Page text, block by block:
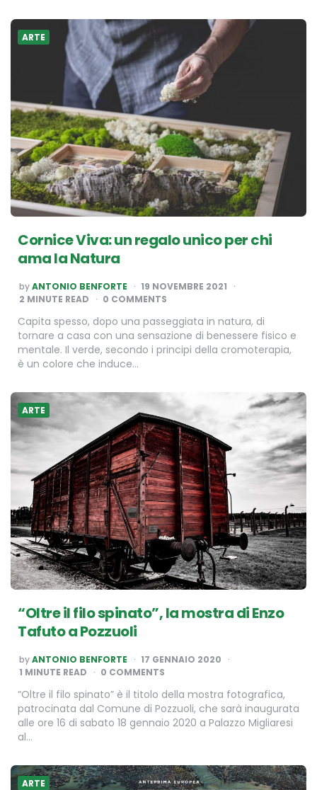
ARTE
Cornice Viva: un regalo unico per chi
ama la Natura
POSTED
BY
byANTONIO BENFORTE
19 NOVEMBRE 2021
2 MINUTE READ 0 COMMENTS
Capita spesso, dopo una passeggiata in natura, di
tornare a casa con una sensazione di benessere fisico e
mentale. Il verde, secondo i principi della cromoterapia,
è un colore che induce…
ARTE
“Oltre il filo spinato”, la mostra di Enzo
Tafuto a Pozzuoli
POSTED
BY
byANTONIO BENFORTE
17 GENNAIO 2020
1 MINUTE READ 0 COMMENTS
“Oltre il filo spinato” è il titolo della mostra fotografica,
patrocinata dal Comune di Pozzuoli, che sarà inaugurata
alle ore 16 di sabato 18 gennaio 2020 a Palazzo Migliaresi
al…
ARTE